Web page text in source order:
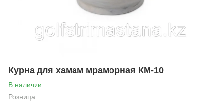
Курна для хамам мраморная КМ-10
В наличии
Розница